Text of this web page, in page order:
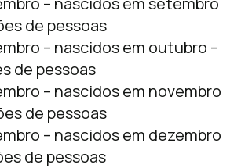
de pessoas
– nascidos em outubro –
de pessoas
– nascidos em novembro
de pessoas
– nascidos em dezembro
de pessoas